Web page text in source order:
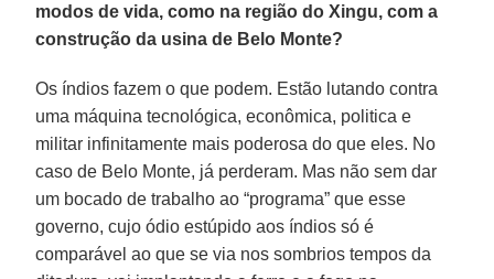
modos de vida, como na região do Xingu, com a
construção da usina de Belo Monte?
Os índios fazem o que podem. Estão lutando contra
uma máquina tecnológica, econômica, politica e
militar infinitamente mais poderosa do que eles. No
caso de Belo Monte, já perderam. Mas não sem dar
um bocado de trabalho ao “programa” que esse
governo, cujo ódio estúpido aos índios só é
comparável ao que se via nos sombrios tempos da